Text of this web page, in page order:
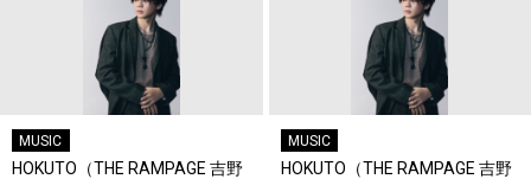
MUSIC
HOKUTO（THE RAMPAGE 吉野
MUSIC
HOKUTO（THE RAMPAGE 吉野